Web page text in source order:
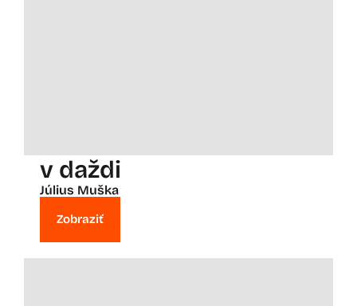
v daždi
Július Muška
Zobraziť